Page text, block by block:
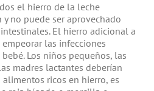
el hierro de la leche
no puede ser aprovechado
El hierro adicional a
las infecciones
Los niños pequeños, las
madres lactantes deberían
ricos en hierro, es